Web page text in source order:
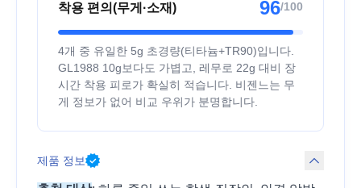
착용 편의(무게·소재) 96/100
4개 중 유일한 5g 초경량(티타늄+TR90)입니다.
GL1988 10g보다도 가볍고, 레무로 22g 대비 장
시간 착용 피로가 확실히 적습니다. 비젠느는 무
게 정보가 없어 비교 우위가 분명합니다.
제품 정보